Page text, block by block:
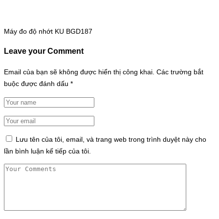
Máy đo độ nhớt KU BGD187
Leave your Comment
Email của bạn sẽ không được hiển thị công khai. Các trường bắt
buộc được đánh dấu *
Lưu tên của tôi, email, và trang web trong trình duyệt này cho
lần bình luận kế tiếp của tôi.